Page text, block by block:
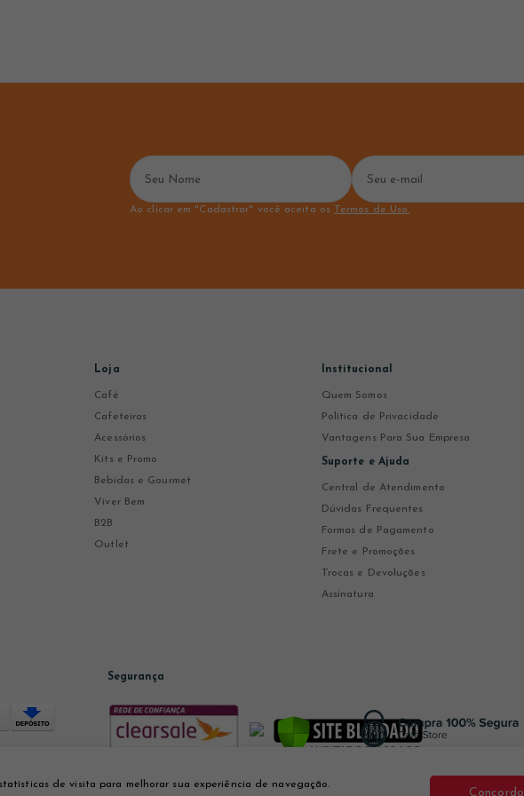
Ao clicar em "Cadastrar" você aceita os Termos de Uso.
Loja
Café
Cafeteiras
Acessórios
Kits e Promo
Bebidas e Gourmet
Viver Bem
B2B
Outlet
Institucional
Quem Somos
Política de Privacidade
Vantagens Para Sua Empresa
Suporte e Ajuda
Central de Atendimento
Dúvidas Frequentes
Formas de Pagamento
Frete e Promoções
Trocas e Devoluções
Assinatura
Segurança
de visita para melhorar sua experiência de navegação.
Concordo